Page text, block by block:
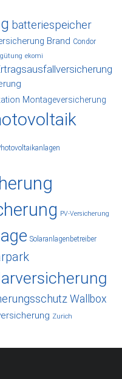
batteriespeicher
Brand Condor
ekomi
Montageversicherung
PV-Versicherung
Solaranlagenbetreiber
Wallbox
Zurich